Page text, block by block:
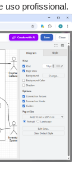
uso profissional.